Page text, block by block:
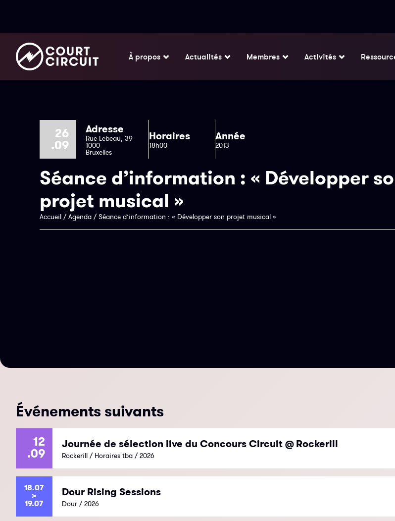
À propos Actualités Membres Activités
26
.09
Adresse
Rue Lebeau, 39
1000
Bruxelles
Horaires
18h00
Année
2013
Séance d’information : « Développer
projet musical »
Accueil /Agenda /Séance d’information : « Développer son projet musical »
Événements suivants
12
.09
Journée de sélection live du Concours Circuit @ Rockerill
Rockerill / Horaires tba / 2026
18.07
>
19.07
Dour Rising Sessions
Dour / 2026